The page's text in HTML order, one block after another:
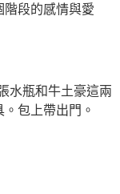
階段的感情與愛
水瓶和牛土豪這兩
包上帶出門。